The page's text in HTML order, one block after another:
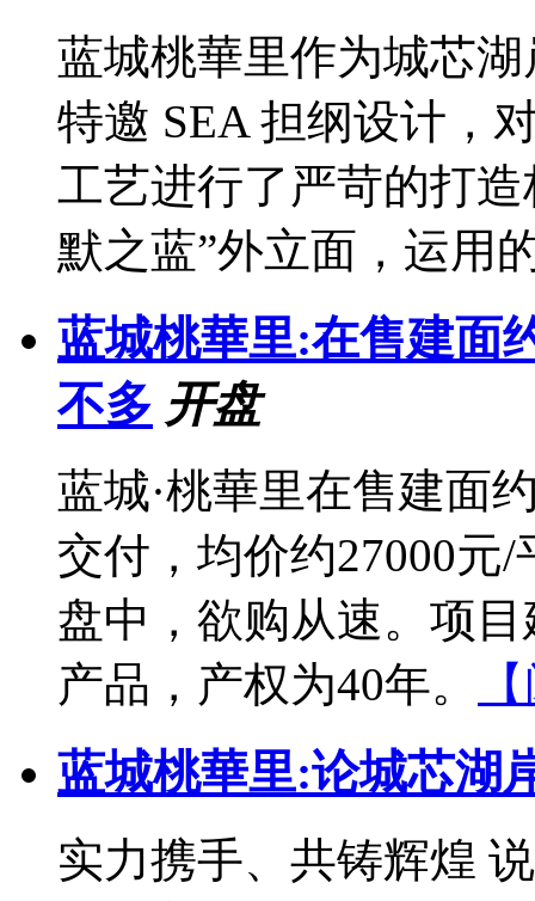
蓝城桃華里作为城芯
特邀 SEA 担纲设计，
工艺进行了严苛的打
默之蓝”外立面，运用
蓝城桃華里:在售建面
不多 开盘
蓝城·桃華里在售建面
交付，均价约27000元
盘中，欲购从速。项
产品，产权为40年。
蓝城桃華里:论城芯湖
实力携手、共铸辉煌